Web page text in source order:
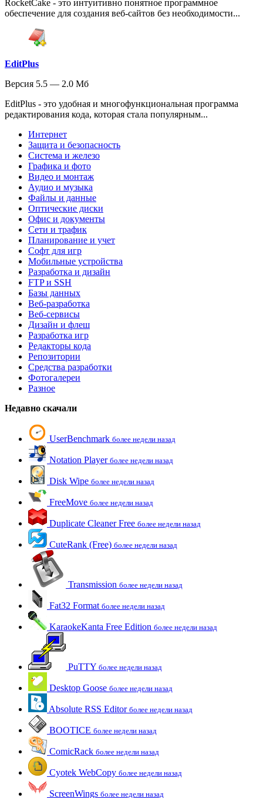
RocketCake - это интуитивно понятное программное
обеспечение для создания веб-сайтов без необходимости...
EditPlus
Версия 5.5 — 2.0 Мб
EditPlus - это удобная и многофункциональная программа
редактирования кода, которая стала популярным...
Интернет
Защита и безопасность
Система и железо
Графика и фото
Видео и монтаж
Аудио и музыка
Файлы и данные
Оптические диски
Офис и документы
Сети и трафик
Планирование и учет
Софт для игр
Мобильные устройства
Разработка и дизайн
FTP и SSH
Базы данных
Веб-разработка
Веб-сервисы
Дизайн и флеш
Разработка игр
Редакторы кода
Репозитории
Средства разработки
Фотогалереи
Разное
Недавно скачали
UserBenchmark более недели назад
Notation Player более недели назад
Disk Wipe более недели назад
FreeMove более недели назад
Duplicate Cleaner Free более недели назад
CuteRank (Free) более недели назад
Transmission более недели назад
Fat32 Format более недели назад
KaraokeKanta Free Edition более недели назад
PuTTY более недели назад
Desktop Goose более недели назад
Absolute RSS Editor более недели назад
BOOTICE более недели назад
ComicRack более недели назад
Cyotek WebCopy более недели назад
ScreenWings более недели назад